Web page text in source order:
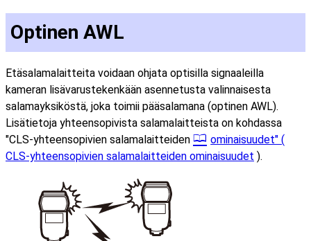
Optinen AWL
Etäsalamalaitteita voidaan ohjata optisilla signaaleilla
kameran lisävarustekenkään asennetusta valinnaisesta
salamayksiköstä, joka toimii pääsalamana (optinen AWL).
Lisätietoja yhteensopivista salamalaitteista on kohdassa
"CLS-yhteensopivien salamalaitteiden
ominaisuudet" (
CLS-yhteensopivien salamalaitteiden ominaisuudet ).